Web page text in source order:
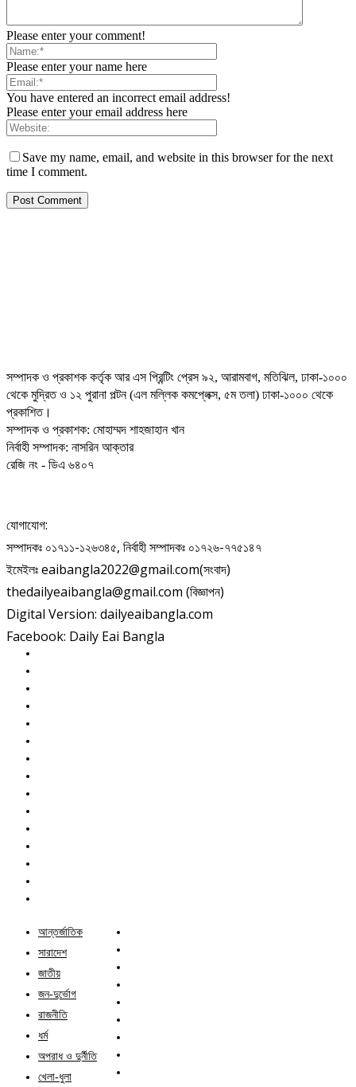
Please enter your comment!
Please enter your name here
You have entered an incorrect email address!
Please enter your email address here
Save my name, email, and website in this browser for the next
time I comment.
সম্পাদক ও প্রকাশক কর্তৃক আর এস প্রিন্টিং প্রেস ৯২, আরামবাগ, মতিঝিল, ঢাকা-১০০০
থেকে মুদ্রিত ও ১২ পুরানা পল্টন (এল মল্লিক কমপ্লেক্স, ৫ম তলা) ঢাকা-১০০০ থেকে
প্রকাশিত।
সম্পাদক ও প্রকাশক: মোহাম্মদ শাহজাহান খান
নির্বাহী সম্পাদক: নাসরিন আক্তার
রেজি নং - ডিএ ৬৪০৭
যোগাযোগ:
সম্পাদকঃ ০১৭১১-১২৬৩৪৫, নির্বাহী সম্পাদকঃ ০১৭২৬-৭৭৫১৪৭
ইমেইলঃ eaibangla2022@gmail.com(সংবাদ)
thedailyeaibangla@gmail.com (বিজ্ঞাপন)
Digital Version: dailyeaibangla.com
Facebook: Daily Eai Bangla
আন্তর্জাতিক
সারাদেশ
জাতীয়
জন-দুর্ভোগ
রাজনীতি
ধর্ম
অপরাধ ও দুর্নীতি
খেলা-ধুলা